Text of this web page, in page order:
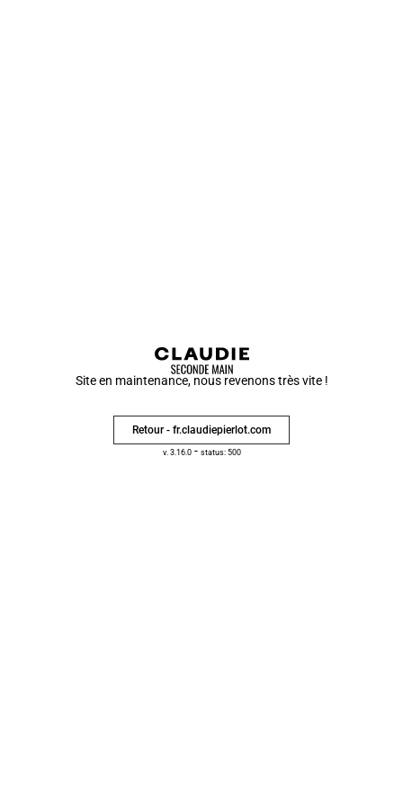
Site en maintenance, nous revenons très vite !
Retour - fr.claudiepierlot.com
v. 3.16.0- status: 500